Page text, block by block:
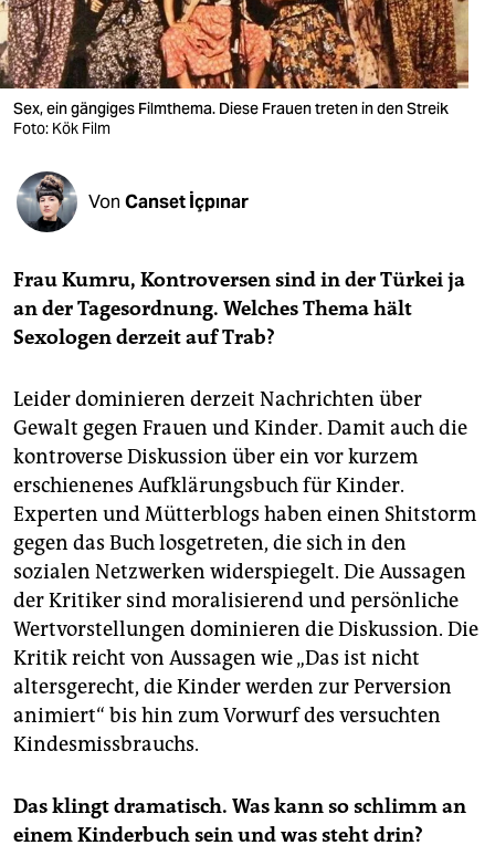
verlag
verlag
veranstaltungen
shop
fragen & hilfe
abo
genossenschaft
epaper login
Sex, ein gängiges Filmthema. Diese Frauen treten in den Streik
Foto: Kök Film
Von Canset İçpınar
Frau Kumru, Kontroversen sind in der Türkei ja
an der Tagesordnung. Welches Thema hält
Sexologen derzeit auf Trab?
Leider dominieren derzeit Nachrichten über
Gewalt gegen Frauen und Kinder. Damit auch die
kontroverse Diskussion über ein vor kurzem
erschienenes Aufklärungsbuch für Kinder.
Experten und Mütterblogs haben einen Shitstorm
gegen das Buch losgetreten, die sich in den
sozialen Netzwerken widerspiegelt. Die Aussagen
der Kritiker sind moralisierend und persönliche
Wertvorstellungen dominieren die Diskussion. Die
Kritik reicht von Aussagen wie „Das ist nicht
altersgerecht, die Kinder werden zur Perversion
animiert“ bis hin zum Vorwurf des versuchten
Kindesmissbrauchs.
Das klingt dramatisch. Was kann so schlimm an
einem Kinderbuch sein und was steht drin?